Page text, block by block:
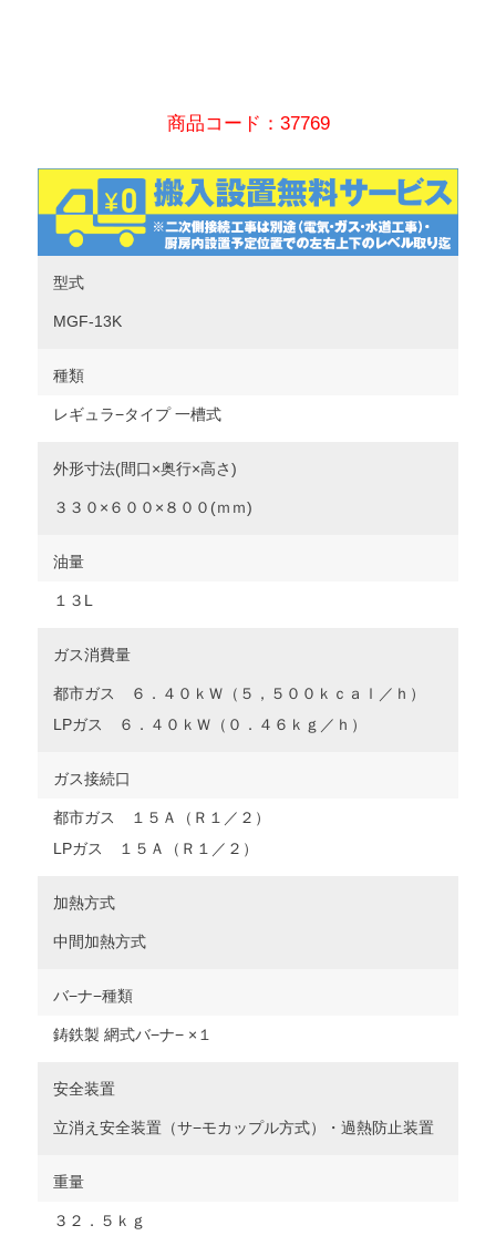
商品コード：37769
型式
MGF-13K
種類
レギュラ−タイプ 一槽式
外形寸法(間口×奥行×高さ)
３３０×６００×８００(ｍｍ)
油量
１３L
ガス消費量
都市ガス ６．４０ｋＷ（５，５００ｋｃａｌ／ｈ）
LPガス ６．４０ｋＷ（０．４６ｋｇ／ｈ）
ガス接続口
都市ガス １５Ａ（Ｒ１／２）
LPガス １５Ａ（Ｒ１／２）
加熱方式
中間加熱方式
バ−ナ−種類
鋳鉄製 網式バ−ナ− ×１
安全装置
立消え安全装置（サ−モカップル方式）・過熱防止装置
重量
３２．５ｋｇ